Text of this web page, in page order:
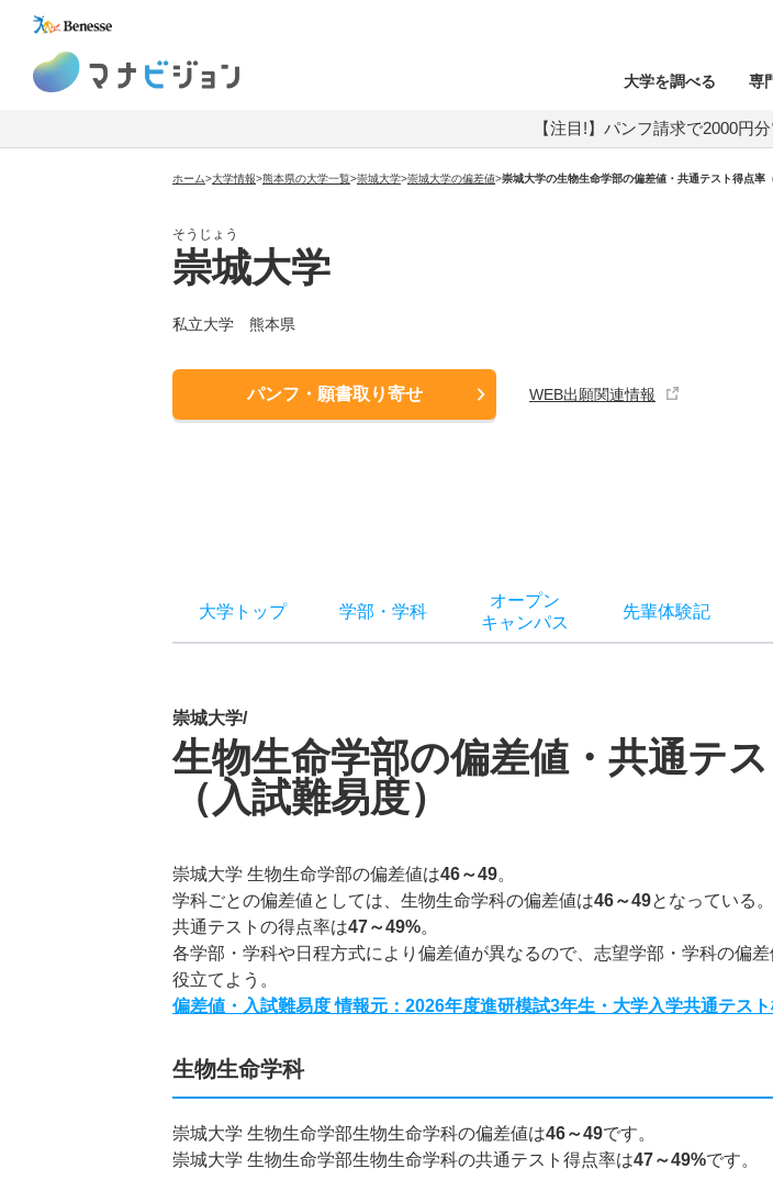
大学を調べる 専
【注目!】パンフ請求で2000円
ホーム>大学情報>熊本県の大学一覧>崇城大学>崇城大学の偏差値>崇城大学の生物生命学部の偏差値・共通テスト得点率
そうじょう
崇城大学
私立大学 熊本県
パンフ・願書取り寄せ WEB出願関連情報
大学トップ 学部 ・ 学科
オープン
キャンパス
先輩体験記
崇城大学/
生物生命学部の偏差値・共通テ
（入試難易度）
崇城大学 生物生命学部の偏差値は46～49。
学科ごとの偏差値としては、生物生命学科の偏差値は46～49となっている。
共通テストの得点率は47～49%。
各学部・学科や日程方式により偏差値が異なるので、志望学部・学科の偏
役立てよう。
偏差値・入試難易度 情報元：2026年度進研模試3年生・大学入学共通テスト
生物生命学科
崇城大学 生物生命学部生物生命学科の偏差値は46～49です。
崇城大学 生物生命学部生物生命学科の共通テスト得点率は47～49%です。